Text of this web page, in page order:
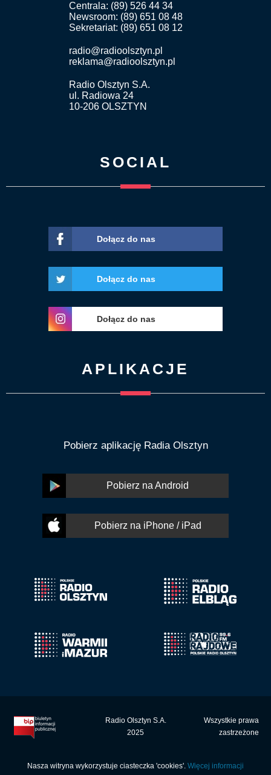
Centrala: (89) 526 44 34
Newsroom: (89) 651 08 48
Sekretariat: (89) 651 08 12
radio@radioolsztyn.pl
reklama@radioolsztyn.pl
Radio Olsztyn S.A.
ul. Radiowa 24
10-206 OLSZTYN
SOCIAL
Dołącz do nas
Dołącz do nas
Dołącz do nas
APLIKACJE
Pobierz aplikację Radia Olsztyn
Pobierz na Android
Pobierz na iPhone / iPad
Radio Olsztyn S.A.
2025
Wszystkie prawa
zastrzeżone
Nasza witryna wykorzystuje ciasteczka 'cookies'. Więcej informacji